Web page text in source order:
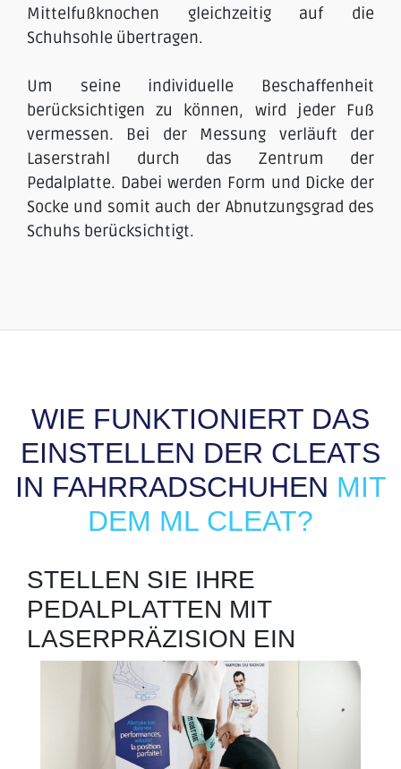
Mittelfußknochen gleichzeitig auf die
Schuhsohle übertragen.
Um seine individuelle Beschaffenheit
berücksichtigen zu können, wird jeder Fuß
vermessen. Bei der Messung verläuft der
Laserstrahl durch das Zentrum der
Pedalplatte. Dabei werden Form und Dicke der
Socke und somit auch der Abnutzungsgrad des
Schuhs berücksichtigt.
WIE FUNKTIONIERT DAS
EINSTELLEN DER CLEATS
IN FAHRRADSCHUHEN MIT
DEM ML CLEAT?
STELLEN SIE IHRE
PEDALPLATTEN MIT
LASERPRÄZISION EIN